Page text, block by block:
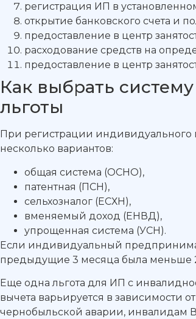
регистрация ИП в
открытие банковского счета и
предоставление в центр
расходование средств на
предоставление в центр
Как выбрать
льготы
При регистрации индивидуального
несколько вариантов:
общая система (ОСНО),
патентная (ПСН),
сельхозналог (ЕСХН),
вменяемый доход (ЕНВД),
упрощенная система (УСН).
Если индивидуальный
предыдущие 3 месяца была меньше
Еще одна льгота для ИП с
вычета варьируется в зависимости
чернобыльской аварии, инвалидам